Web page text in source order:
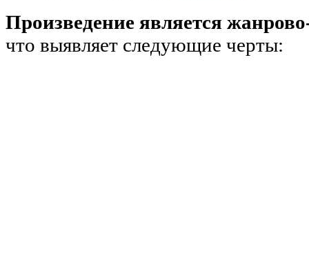
Произведение является
что выявляет следующие черты: